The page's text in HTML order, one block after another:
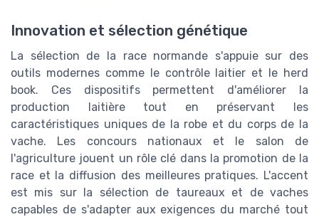
Innovation et sélection génétique
La sélection de la race normande s'appuie sur des
outils modernes comme le contrôle laitier et le herd
book. Ces dispositifs permettent d'améliorer la
production laitière tout en préservant les
caractéristiques uniques de la robe et du corps de la
vache. Les concours nationaux et le salon de
l'agriculture jouent un rôle clé dans la promotion de la
race et la diffusion des meilleures pratiques. L'accent
est mis sur la sélection de taureaux et de vaches
capables de s'adapter aux exigences du marché tout